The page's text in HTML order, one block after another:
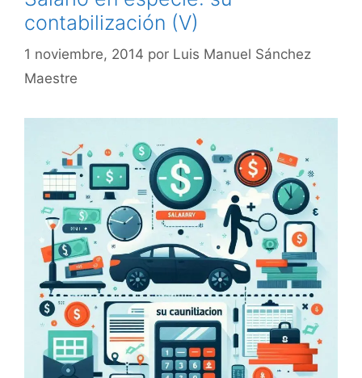
contabilización (V)
1 noviembre, 2014 por Luis Manuel Sánchez
Maestre